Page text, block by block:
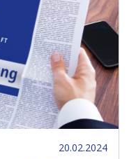
20.02.2024